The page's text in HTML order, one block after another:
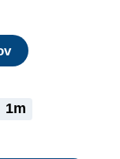
1m